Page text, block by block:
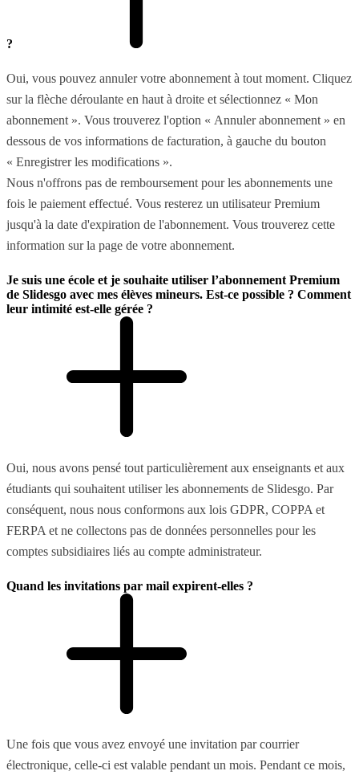
?
Oui, vous pouvez annuler votre abonnement à tout moment. Cliquez
sur la flèche déroulante en haut à droite et sélectionnez « Mon
abonnement ». Vous trouverez l'option « Annuler abonnement » en
dessous de vos informations de facturation, à gauche du bouton
« Enregistrer les modifications ».
Nous n'offrons pas de remboursement pour les abonnements une
fois le paiement effectué. Vous resterez un utilisateur Premium
jusqu'à la date d'expiration de l'abonnement. Vous trouverez cette
information sur la page de votre abonnement.
Je suis une école et je souhaite utiliser l’abonnement Premium
de Slidesgo avec mes élèves mineurs. Est-ce possible ? Comment
leur intimité est-elle gérée ?
Oui, nous avons pensé tout particulièrement aux enseignants et aux
étudiants qui souhaitent utiliser les abonnements de Slidesgo. Par
conséquent, nous nous conformons aux lois GDPR, COPPA et
FERPA et ne collectons pas de données personnelles pour les
comptes subsidiaires liés au compte administrateur.
Quand les invitations par mail expirent-elles ?
Une fois que vous avez envoyé une invitation par courrier
électronique, celle-ci est valable pendant un mois. Pendant ce mois,